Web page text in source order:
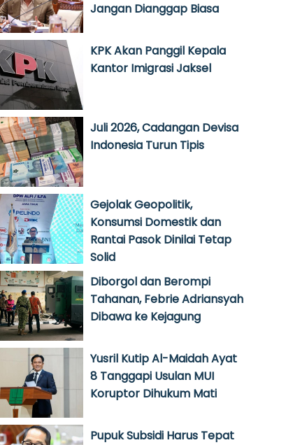
Jangan Dianggap Biasa
KPK Akan Panggil Kepala
Kantor Imigrasi Jaksel
Juli 2026, Cadangan Devisa
Indonesia Turun Tipis
Gejolak Geopolitik,
Konsumsi Domestik dan
Rantai Pasok Dinilai Tetap
Solid
Diborgol dan Berompi
Tahanan, Febrie Adriansyah
Dibawa ke Kejagung
Yusril Kutip Al-Maidah Ayat
8 Tanggapi Usulan MUI
Koruptor Dihukum Mati
Pupuk Subsidi Harus Tepat